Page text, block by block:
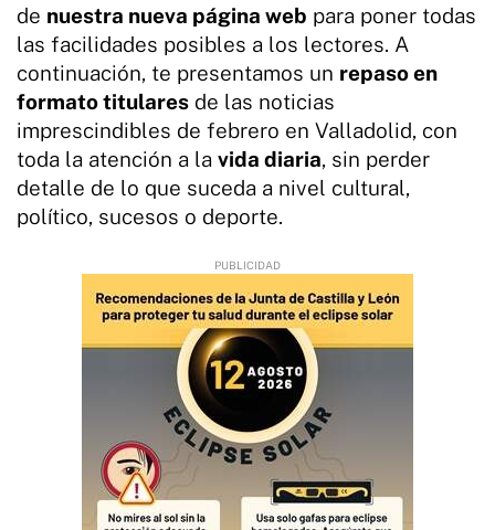
de nuestra nueva página web para poner todas
las facilidades posibles a los lectores. A
continuación, te presentamos un repaso en
formato titulares de las noticias
imprescindibles de febrero en Valladolid, con
toda la atención a la vida diaria, sin perder
detalle de lo que suceda a nivel cultural,
político, sucesos o deporte.